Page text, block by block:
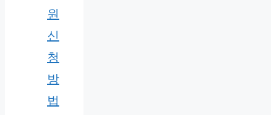
원
신
청
방
법